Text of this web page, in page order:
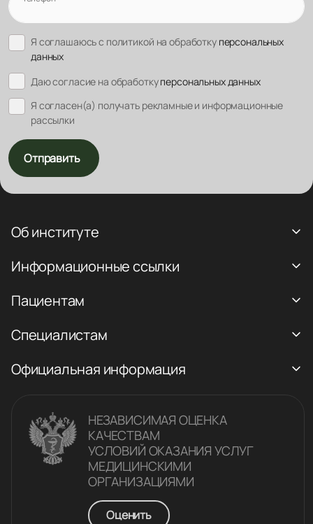
Я соглашаюсь с политикой на обработку персональных
данных
Даю согласие на обработкуперсональных данных
Я согласен(а) получать рекламные и информационные
рассылки
Отправить
Об институте
Информационные ссылки
Пациентам
Специалистам
Официальная информация
НЕЗАВИСИМАЯ ОЦЕНКА
КАЧЕСТВАM
УСЛОВИЙ ОКАЗАНИЯ УСЛУГ
МЕДИЦИНСКИМИ
ОРГАНИЗАЦИЯМИ
Оценить